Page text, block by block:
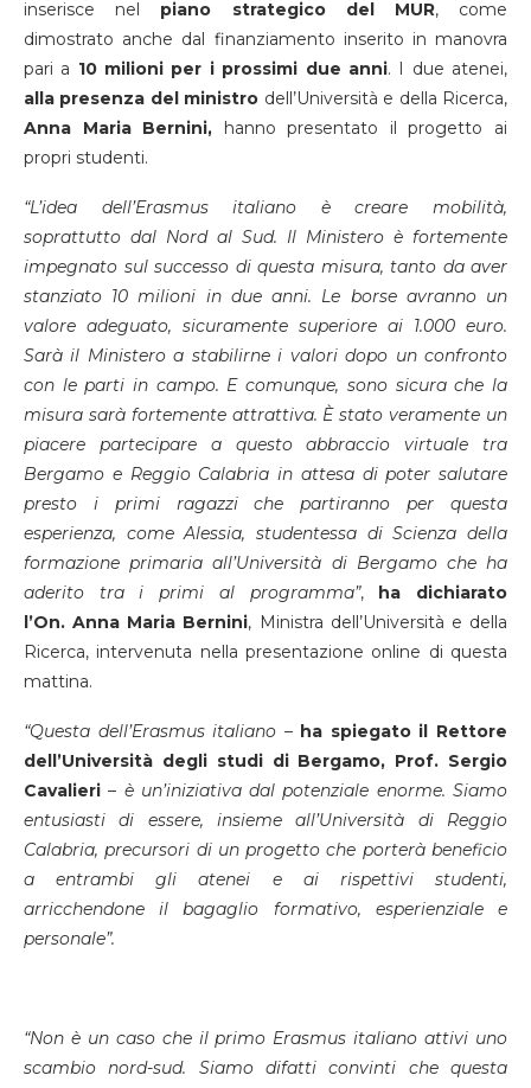
inserisce nel piano strategico del MUR, come
dimostrato anche dal finanziamento inserito in manovra
pari a 10 milioni per i prossimi due anni. I due atenei,
alla presenza del ministro dell’Università e della Ricerca,
Anna Maria Bernini, hanno presentato il progetto ai
propri studenti.
“L’idea dell’Erasmus italiano è creare mobilità,
soprattutto dal Nord al Sud. Il Ministero è fortemente
impegnato sul successo di questa misura, tanto da aver
stanziato 10 milioni in due anni. Le borse avranno un
valore adeguato, sicuramente superiore ai 1.000 euro.
Sarà il Ministero a stabilirne i valori dopo un confronto
con le parti in campo. E comunque, sono sicura che la
misura sarà fortemente attrattiva. È stato veramente un
piacere partecipare a questo abbraccio virtuale tra
Bergamo e Reggio Calabria in attesa di poter salutare
presto i primi ragazzi che partiranno per questa
esperienza, come Alessia, studentessa di Scienza della
formazione primaria all’Università di Bergamo che ha
aderito tra i primi al programma”,ha dichiarato
l’On.Anna Maria Bernini, Ministra dell’Università e della
Ricerca, intervenuta nella presentazione online di questa
mattina.
“Questa dell’Erasmus italiano –ha spiegato il Rettore
dell’Università degli studi di Bergamo, Prof. Sergio
Cavalieri – è un’iniziativa dal potenziale enorme. Siamo
entusiasti di essere, insieme all’Università di Reggio
Calabria, precursori di un progetto che porterà beneficio
a entrambi gli atenei e ai rispettivi studenti,
arricchendone il bagaglio formativo, esperienziale e
personale”.
“Non è un caso che il primo Erasmus italiano attivi uno
scambio nord-sud. Siamo difatti convinti che questa